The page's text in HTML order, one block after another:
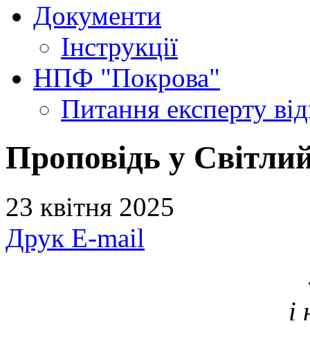
Документи
Інструкції
НПФ "Покрова"
Питання експерту
Проповідь у
23 квітня 2025
Друк E-mail
і